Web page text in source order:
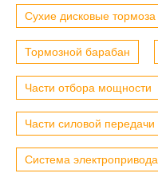
Сухие дисковые тормоза
Тормозной барабан
Части отбора мощности
Части силовой передачи
Система электропривода